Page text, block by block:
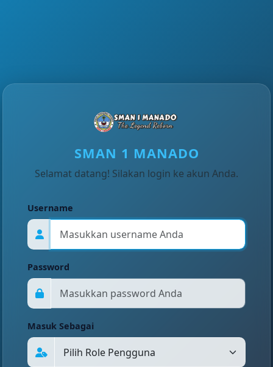
SMAN 1 MANADO
Selamat datang! Silakan login ke akun Anda.
Username
Password
Masuk Sebagai